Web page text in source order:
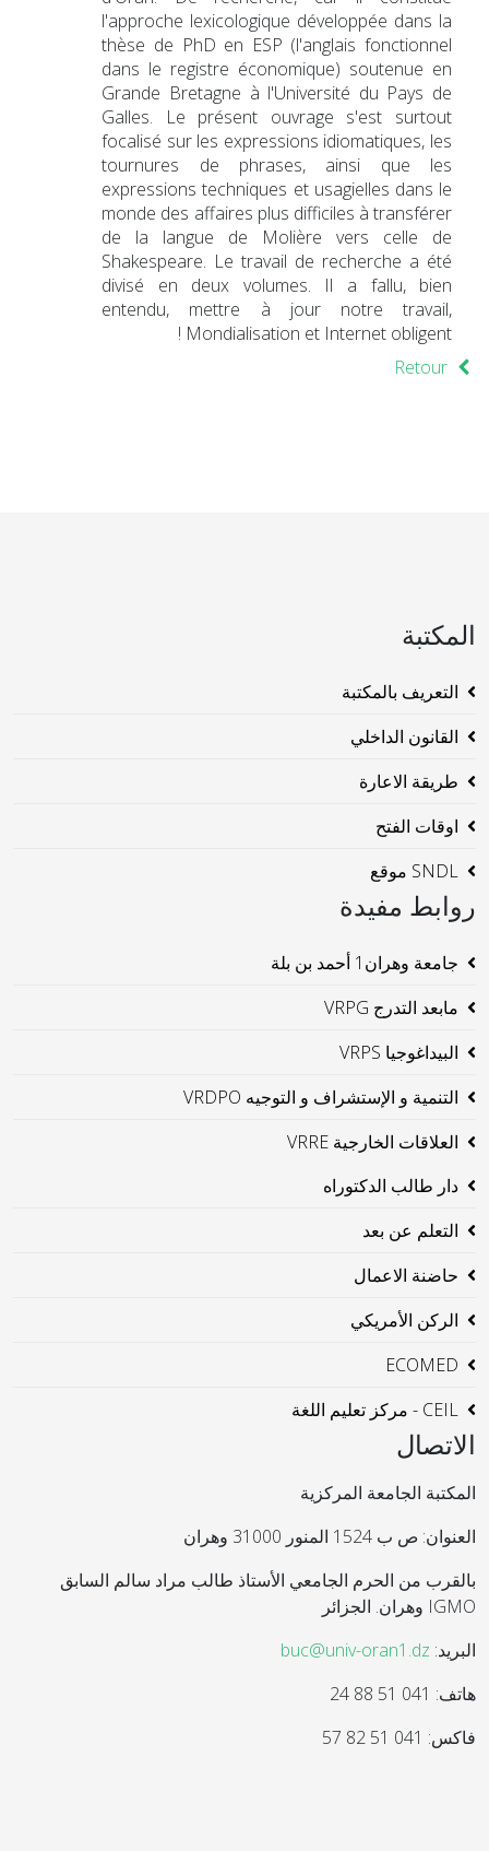
l'approche lexicologique développée dans la
thèse de PhD en ESP (l'anglais fonctionnel
dans le registre économique) soutenue en
Grande Bretagne à l'Université du Pays de
Galles. Le présent ouvrage s'est surtout
focalisé sur les expressions idiomatiques, les
tournures de phrases, ainsi que les
expressions techniques et usagielles dans le
monde des affaires plus difficiles à transférer
de la langue de Molière vers celle de
Shakespeare. Le travail de recherche a été
divisé en deux volumes. Il a fallu, bien
entendu, mettre à jour notre travail,
Mondialisation et Internet obligent !
Retour
المكتبة
التعريف بالمكتبة
القانون الداخلي
طريقة الاعارة
اوقات الفتح
SNDL موقع
روابط مفيدة
جامعة وهران1 أحمد بن بلة
مابعد التدرج VRPG
البيداغوجيا VRPS
التنمية و الإستشراف و التوجيه VRDPO
العلاقات الخارجية VRRE
دار طالب الدكتوراه
التعلم عن بعد
حاضنة الاعمال
الركن الأمريكي
ECOMED
CEIL - مركز تعليم اللغة
الاتصال
المكتبة الجامعة المركزية
العنوان: ص ب 1524 المنور 31000 وهران
بالقرب من الحرم الجامعي الأستاذ طالب مراد سالم السابق
IGMO وهران. الجزائر
البريد: buc@univ-oran1.dz
هاتف: 041 51 88 24
فاكس: 041 51 82 57